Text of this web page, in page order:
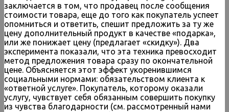
заключается в том, что продавец после сообщения
стоимости товара, еще до того как покупатель успеет
опомниться и ответить, спешит предложить за ту же
цену дополнительный продукт в качестве «подарка»,
или же понижает цену (предлагает «скидку»). Два
эксперимента показали, что эта техника превосходит
метод предложения товара сразу по окончательной
цене. Объясняется этот эффект укоренившимся
социальными нормами: обязательством клиента к
«ответной услуге». Покупатель, которому оказали
услугу, чувствует себя обязанным совершить покупку
из чувства благодарности (см. рассмотренный нами